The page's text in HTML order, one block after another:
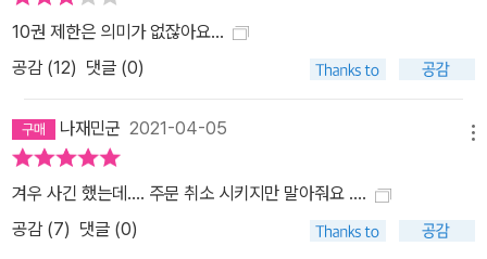
10권 제한은 의미가 없잖아요...
공감 (12) 댓글 (0)
나재민군 2021-04-05
겨우 사긴 했는데.... 주문 취소 시키지만 말아줘요 ....
공감 (7) 댓글 (0)